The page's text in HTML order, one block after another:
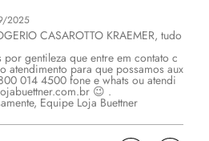
2025
CASAROTTO KRAEMER, tudo
por gentileza que entre em contato c
atendimento para que possamos aux
014 4500 fone e whats ou atendi
😉 .
Equipe Loja Buettner